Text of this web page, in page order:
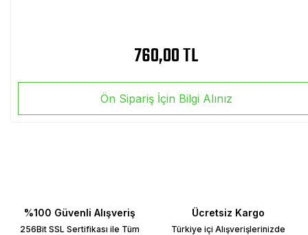
760,00 TL
Ön Sipariş İçin Bilgi Alınız
%100 Güvenli Alışveriş
256Bit SSL Sertifikası ile Tüm
Ücretsiz Kargo
Türkiye içi Alışverişlerinizde